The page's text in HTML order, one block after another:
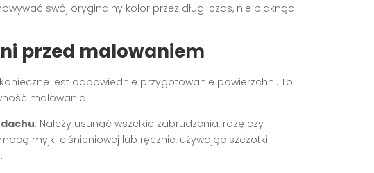
swój oryginalny kolor przez długi czas, nie blaknąc
przed malowaniem
jest odpowiednie przygotowanie powierzchni. To
malowania.
. Należy usunąć wszelkie zabrudzenia, rdzę czy
myjki ciśnieniowej lub ręcznie, używając szczotki